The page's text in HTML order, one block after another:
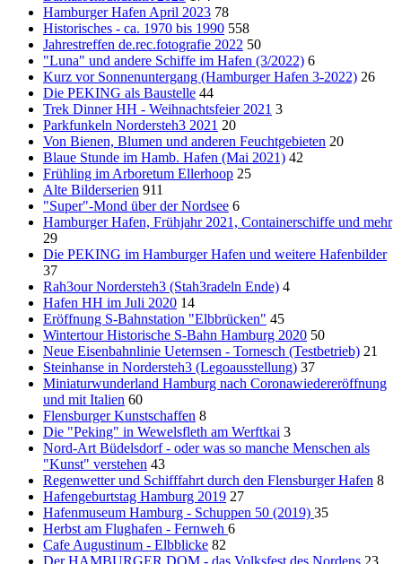
Hamburger Hafen April 2023 78
Historisches - ca. 1970 bis 1990 558
Jahrestreffen de.rec.fotografie 2022 50
"Luna" und andere Schiffe im Hafen (3/2022) 6
Kurz vor Sonnenuntergang (Hamburger Hafen 3-2022) 26
Die PEKING als Baustelle 44
Trek Dinner HH - Weihnachtsfeier 2021 3
Parkfunkeln Nordersteh3 2021 20
Von Bienen, Blumen und anderen Feuchtgebieten 20
Blaue Stunde im Hamb. Hafen (Mai 2021) 42
Frühling im Arboretum Ellerhoop 25
Alte Bilderserien 911
"Super"-Mond über der Nordsee 6
Hamburger Hafen, Frühjahr 2021, Containerschiffe und mehr
29
Die PEKING im Hamburger Hafen und weitere Hafenbilder
37
Rah3our Nordersteh3 (Stah3radeln Ende) 4
Hafen HH im Juli 2020 14
Eröffnung S-Bahnstation "Elbbrücken" 45
Wintertour Historische S-Bahn Hamburg 2020 50
Neue Eisenbahnlinie Ueternsen - Tornesch (Testbetrieb) 21
Steinhanse in Nordersteh3 (Legoausstellung) 37
Miniaturwunderland Hamburg nach Coronawiedereröffnung
und mit Italien 60
Flensburger Kunstschaffen 8
Die "Peking" in Wewelsfleth am Werftkai 3
Nord-Art Büdelsdorf - oder was so manche Menschen als
"Kunst" verstehen 43
Regenwetter und Schifffahrt durch den Flensburger Hafen 8
Hafengeburtstag Hamburg 2019 27
Hafenmuseum Hamburg - Schuppen 50 (2019) 35
Herbst am Flughafen - Fernweh 6
Cafe Augustinum - Elbblicke 82